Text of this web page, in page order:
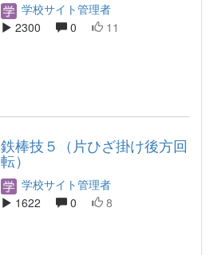
学校サイト管理者
2300
0 11
鉄棒技５（片ひざ掛け後方回
転）
学校サイト管理者
1622
0 8